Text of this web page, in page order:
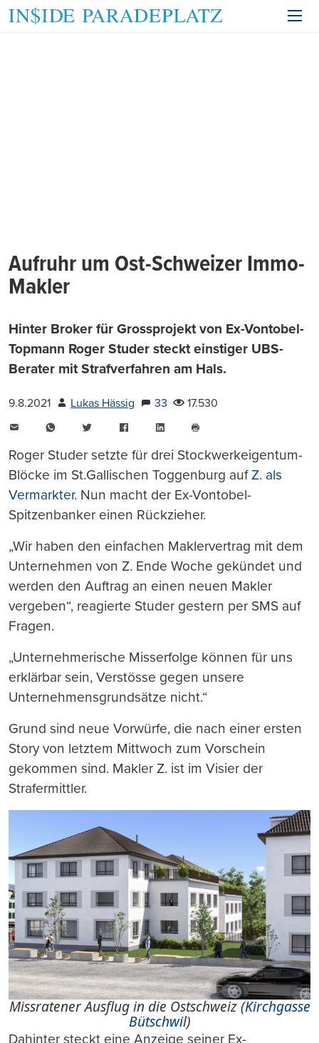
Aufruhr um Ost-Schweizer Immo-
Makler
Hinter Broker für Grossprojekt von Ex-Vontobel-
Topmann Roger Studer steckt einstiger UBS-
Berater mit Strafverfahren am Hals.
9.8.2021 Lukas Hässig 33
17.530
WhatsAppTwitter FacebookLinkedIn
drucken
Roger Studer setzte für drei Stockwerkeigentum-
Blöcke im St.Gallischen Toggenburg auf Z. als
Vermarkter. Nun macht der Ex-Vontobel-
Spitzenbanker einen Rückzieher.
„Wir haben den einfachen Maklervertrag mit dem
Unternehmen von Z. Ende Woche gekündet und
werden den Auftrag an einen neuen Makler
vergeben“, reagierte Studer gestern per SMS auf
Fragen.
„Unternehmerische Misserfolge können für uns
erklärbar sein, Verstösse gegen unsere
Unternehmensgrundsätze nicht.“
Grund sind neue Vorwürfe, die nach einer ersten
Story von letztem Mittwoch zum Vorschein
gekommen sind. Makler Z. ist im Visier der
Strafermittler.
Missratener Ausflug in die Ostschweiz (Kirchgasse
Bütschwil)
Dahinter steckt eine Anzeige seiner Ex-